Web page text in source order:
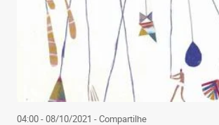
04:00 - 08/10/2021 - Compartilhe